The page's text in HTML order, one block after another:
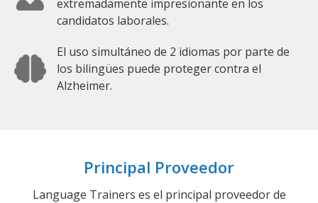
extremadamente impresionante en los
candidatos laborales.
El uso simultáneo de 2 idiomas por parte de
los bilingües puede proteger contra el
Alzheimer.
Principal Proveedor
Language Trainers es el principal proveedor de